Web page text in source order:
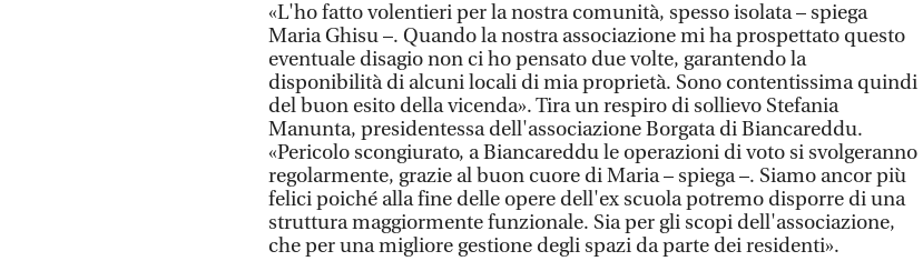
«L'ho fatto volentieri per la nostra comunità, spesso isolata – spiega
Maria Ghisu –. Quando la nostra associazione mi ha prospettato questo
eventuale disagio non ci ho pensato due volte, garantendo la
disponibilità di alcuni locali di mia proprietà. Sono contentissima quindi
del buon esito della vicenda». Tira un respiro di sollievo Stefania
Manunta, presidentessa dell'associazione Borgata di Biancareddu.
«Pericolo scongiurato, a Biancareddu le operazioni di voto si svolgeranno
regolarmente, grazie al buon cuore di Maria – spiega –. Siamo ancor più
felici poiché alla fine delle opere dell'ex scuola potremo disporre di una
struttura maggiormente funzionale. Sia per gli scopi dell'associazione,
che per una migliore gestione degli spazi da parte dei residenti».